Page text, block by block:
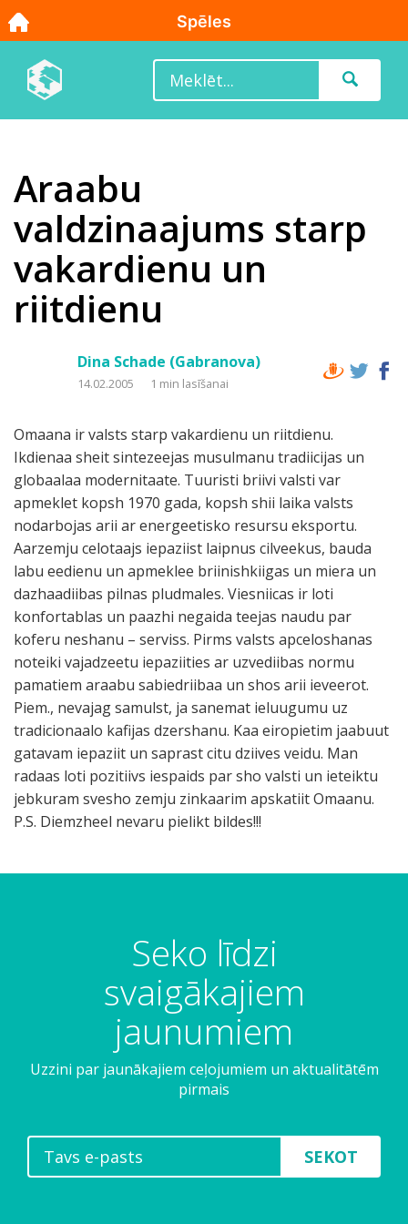
Araabu
valdzinaajums starp
vakardienu un
riitdienu
Dina Schade (Gabranova)
14.02.2005 1 min lasīšanai
Omaana ir valsts starp vakardienu un riitdienu.
Ikdienaa sheit sintezeejas musulmanu tradiicijas un
globaalaa modernitaate. Tuuristi briivi valsti var
apmeklet kopsh 1970 gada, kopsh shii laika valsts
nodarbojas arii ar energeetisko resursu eksportu.
Aarzemju celotaajs iepaziist laipnus cilveekus, bauda
labu eedienu un apmeklee briinishkiigas un miera un
dazhaadiibas pilnas pludmales. Viesniicas ir loti
konfortablas un paazhi negaida teejas naudu par
koferu neshanu – serviss. Pirms valsts apceloshanas
noteiki vajadzeetu iepaziities ar uzvediibas normu
pamatiem araabu sabiedriibaa un shos arii ieveerot.
Piem., nevajag samulst, ja sanemat ieluugumu uz
tradicionaalo kafijas dzershanu. Kaa eiropietim jaabuut
gatavam iepaziit un saprast citu dziives veidu. Man
radaas loti pozitiivs iespaids par sho valsti un ieteiktu
jebkuram svesho zemju zinkaarim apskatiit Omaanu.
P.S. Diemzheel nevaru pielikt bildes!!!
Seko līdzi
svaigākajiem
jaunumiem
Uzzini par jaunākajiem ceļojumiem un aktualitātēm
pirmais
SEKOT